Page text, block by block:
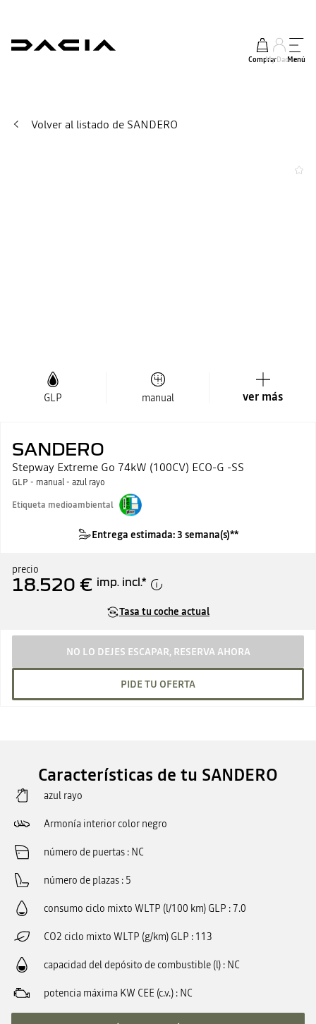
ComprarMy DaciaMenú
Volver al listado de SANDERO
GLP manual ver más
SANDERO
Stepway Extreme Go 74kW (100CV) ECO-G -SS
GLP - manual - azul rayo
Etiqueta medioambiental
Entrega estimada: 3 semana(s)**
precio
18.520 € imp. incl.*
Tasa tu coche actual
NO LO DEJES ESCAPAR, RESERVA AHORA
PIDE TU OFERTA
Características de tu SANDERO
azul rayo
Armonía interior color negro
número de puertas NC
número de plazas 5
consumo ciclo mixto WLTP (l/100 km) GLP 7.0
CO2 ciclo mixto WLTP (g/km) GLP 113
capacidad del depósito de combustible (l) NC
potencia máxima KW CEE (c.v.) NC